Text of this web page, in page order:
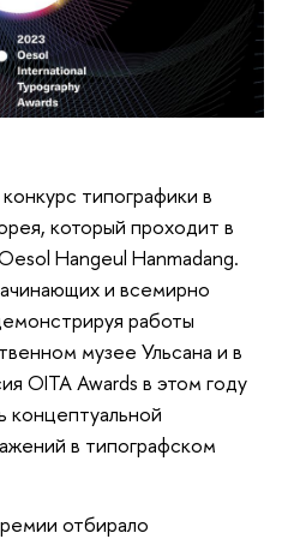
типографики в
который проходит в
Hangeul Hanmadang.
и всемирно
работы
музее Ульсана и в
OITA Awards в этом году
концептуальной
в типографском
отбирало